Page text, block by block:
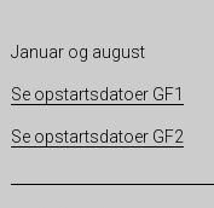
Januar og august
Se opstartsdatoer GF1
Se opstartsdatoer GF2